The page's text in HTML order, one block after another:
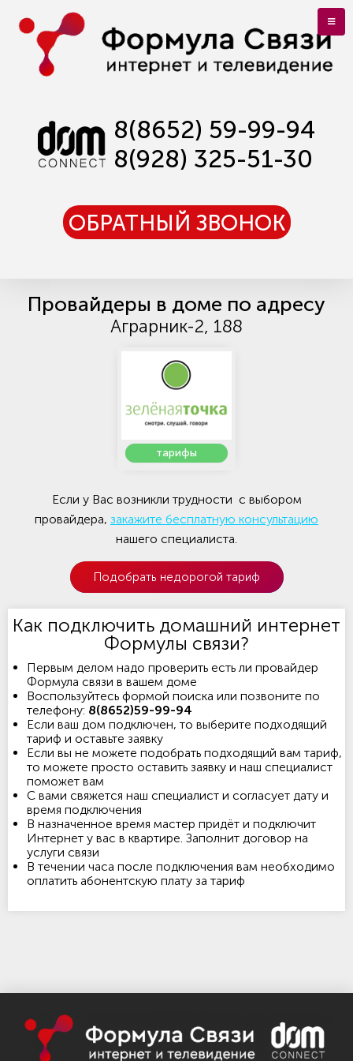
8(8652) 59-99-94
8(928) 325-51-30
ОБРАТНЫЙ ЗВОНОК
Провайдеры в доме по адресу
Аграрник-2, 188
тарифы
Если у Вас возникли трудности с выбором
провайдера, закажите бесплатную консультацию
нашего специалиста.
Подобрать недорогой тариф
Как подключить домашний интернет
Формулы связи?
Первым делом надо проверить есть ли провайдер
Формула связи в вашем доме
Воспользуйтесь формой поиска или позвоните по
телефону: 8(8652)59-99-94
Если ваш дом подключен, то выберите подходящий
тариф и оставьте заявку
Если вы не можете подобрать подходящий вам тариф,
то можете просто оставить заявку и наш специалист
поможет вам
С вами свяжется наш специалист и согласует дату и
время подключения
В назначенное время мастер придёт и подключит
Интернет у вас в квартире. Заполнит договор на
услуги связи
В течении часа после подключения вам необходимо
оплатить абонентскую плату за тариф